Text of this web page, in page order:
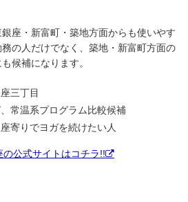
座・新富町・築地方面からも使いやす
の人だけでなく、築地・新富町方面の
候補になります。
三丁目
常温系プログラム比較候補
座寄りでヨガを続けたい人
公式サイトはコチラ!!